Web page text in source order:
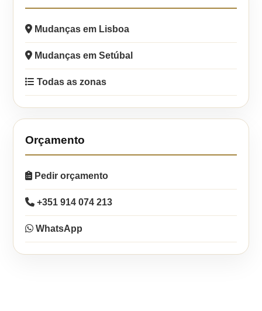
Mudanças em Lisboa
Mudanças em Setúbal
Todas as zonas
Orçamento
Pedir orçamento
+351 914 074 213
WhatsApp